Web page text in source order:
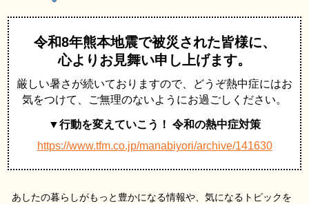
令和8年熊本地震で被災された皆様に、
心よりお見舞い申し上げます。
厳しい暑さが続いておりますので、どうぞ熱中症にはお
気をつけて、ご無理のないようにお過ごしください。
▼行動を変えていこう！ 令和の熱中症対策
https://www.tfm.co.jp/manabiyori/archive/141630
あしたの暮らしがもっと豊かになる情報や、気になるトピックを